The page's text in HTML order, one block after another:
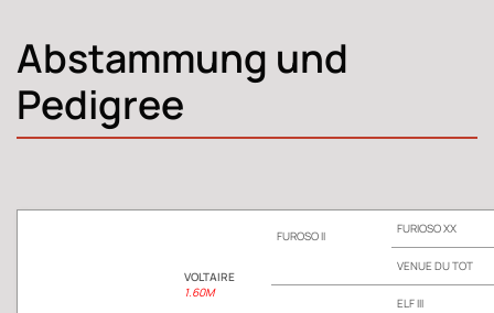
Abstammung und
Pedigree
VOLTAIRE
1.60M
FUROSO II FURIOSO XX
VENUE DU TOT
ELF III